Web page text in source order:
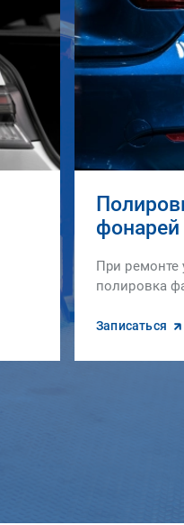
фонарей
При ремонте
полировка
Записаться